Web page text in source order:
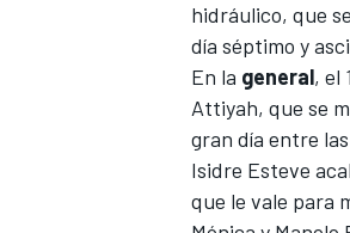
MÁS CATEGORÍAS
hidráulico, que
día séptimo y
En la general, el
Attiyah, que se
gran día entre
Isidre Esteve
que le vale para